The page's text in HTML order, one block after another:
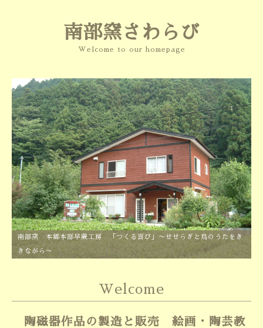
南部窯さわらび
Welcome to our homepage
南部窯 本郷本部早蕨工房 「つくる喜び」〜せせらぎと鳥のうたをき
きながら〜
Welcome
陶磁器作品の製造と販売 絵画・陶芸教